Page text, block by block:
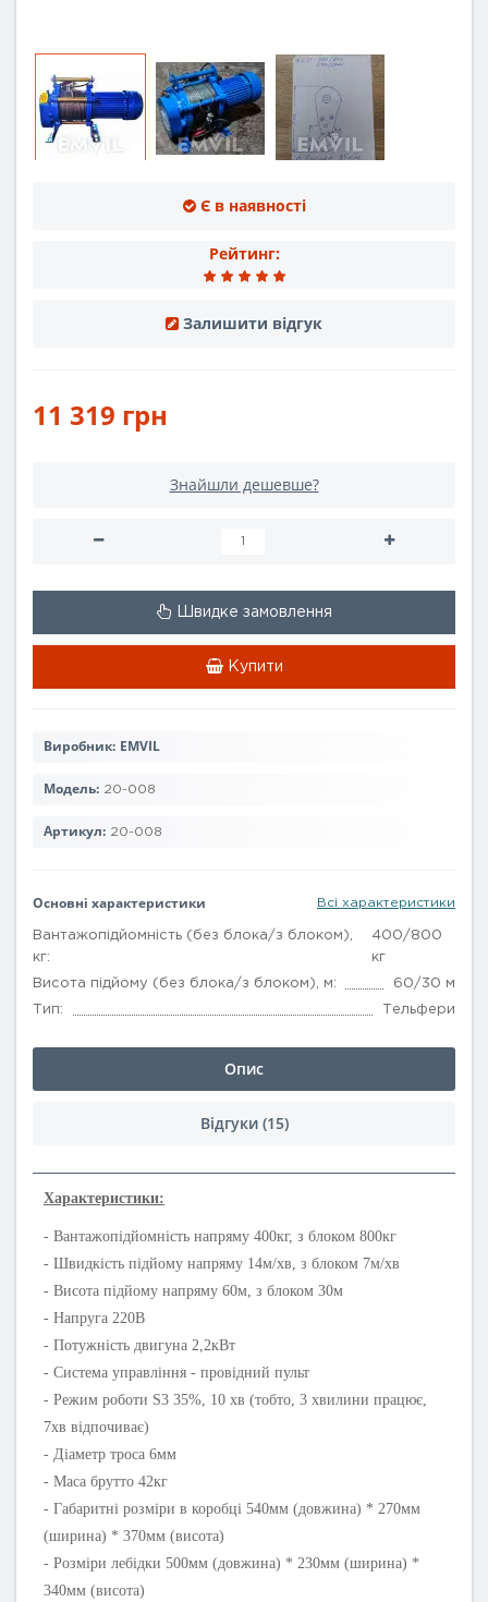
Є в наявності
Рейтинг:
Залишити відгук
11 319 грн
Знайшли дешевше?
Швидке замовлення
Купити
Виробник: EMVIL
Модель: 20-008
Артикул: 20-008
Основні характеристики Всі характеристики
Вантажопідйомність (без блока/з блоком),
кг:
400/800
кг
Висота підйому (без блока/з блоком), м: 60/30 м
Тип: Тельфери
Опис
Відгуки (15)
Характеристики:
- Вантажопідйомність напряму 400кг, з блоком 800кг
- Швидкість підйому напряму 14м/хв, з блоком 7м/хв
- Висота підйому напряму 60м, з блоком 30м
- Напруга 220В
- Потужність двигуна 2,2кВт
- Система управління - провідний пульт
- Режим роботи S3 35%, 10 хв (тобто, 3 хвилини працює,
7хв відпочиває)
- Діаметр троса 6мм
- Маса брутто 42кг
- Габаритні розміри в коробці 540мм (довжина) * 270мм
(ширина) * 370мм (висота)
- Розміри лебідки 500мм (довжина) * 230мм (ширина) *
340мм (висота)